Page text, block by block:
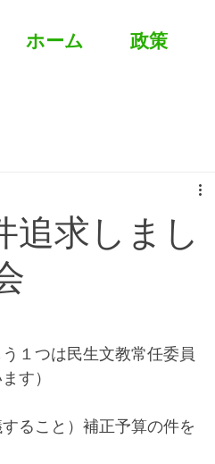
ホーム 政策
追求しまし
１つは民生文教常任委員
す）
ること）補正予算の件を